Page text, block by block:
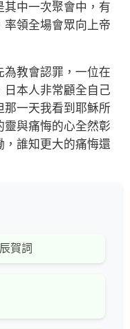
中一次聚會中，有
率領全場會眾向上帝
教會認罪，一位在
日本人非常顧全自己
那一天我看到耶穌所
與痛悔的心全然彰
，誰知更大的痛悔還
賀詞